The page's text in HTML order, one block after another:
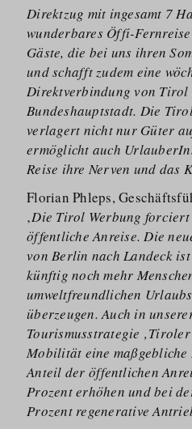
Direktzug mit ingesamt 7
wunderbares Öffi-
Gäste, die bei uns ihren
und schafft zudem eine
Direktverbindung von Tirol
Bundeshauptstadt. Die
verlagert nicht nur Güter
ermöglicht auch
Reise ihre Nerven und das
Florian Phleps,
‚Die Tirol Werbung forciert
öffentliche Anreise. Die
von Berlin nach Landeck
künftig noch mehr
umweltfreundlichen
überzeugen. Auch in
Tourismusstrategie ‚Tiroler
Mobilität eine
Anteil der öffentlichen
Prozent erhöhen und bei
Prozent regenerative